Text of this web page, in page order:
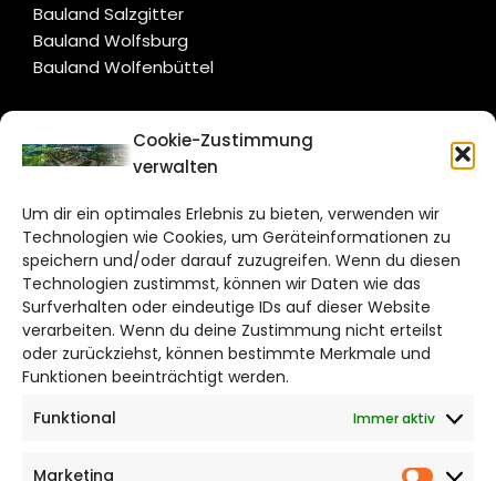
Cookie-Zustimmung
verwalten
Um dir ein optimales Erlebnis zu bieten, verwenden wir
Technologien wie Cookies, um Geräteinformationen zu
speichern und/oder darauf zuzugreifen. Wenn du diesen
Technologien zustimmst, können wir Daten wie das
Surfverhalten oder eindeutige IDs auf dieser Website
verarbeiten. Wenn du deine Zustimmung nicht erteilst
oder zurückziehst, können bestimmte Merkmale und
Funktionen beeinträchtigt werden.
Funktional
Immer aktiv
Marketing
Bauland Salzgitter
Bauland Wolfsburg
Bauland Wolfenbüttel
CITYLIFE!
Bruchtorwall 12
38100 Braunschweig
Telefon: 0531 387220 – 65
DAS STADTMAGAZIN FÜR
SALZGITTER
Impressum